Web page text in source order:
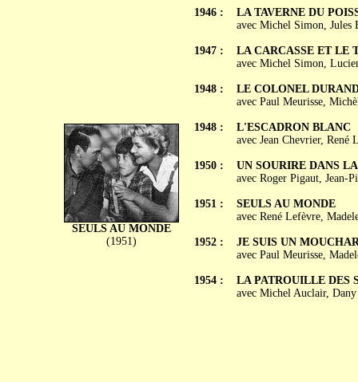
SEULS AU MONDE
(1951)
1946 :
1947 :
1948 :
1948 :
1950 :
1951 :
1952 :
1954 :
LA TAVERNE DU
avec Michel Simon, Jules
LA CARCASSE ET LE
avec Michel Simon,
LE COLONEL
avec Paul Meurisse,
L'ESCADRON BLANC
avec Jean Chevrier,
UN SOURIRE DANS
avec Roger Pigaut, Jean-
SEULS AU MONDE
avec René Lefèvre,
JE SUIS UN
avec Paul Meurisse,
LA PATROUILLE DES
avec Michel Auclair,